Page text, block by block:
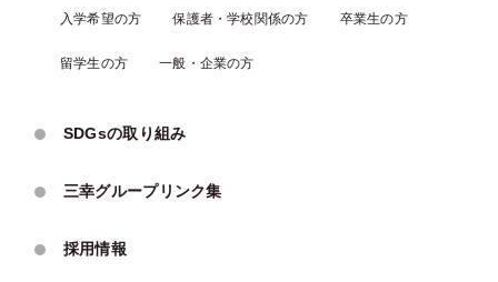
入学希望の方 保護者・学校関係の方 卒業生の方
留学生の方 一般・企業の方
SDGsの取り組み
三幸グループリンク集
採用情報